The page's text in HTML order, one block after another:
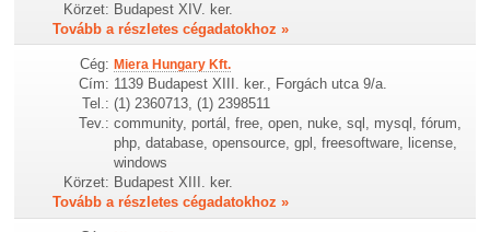
Körzet: Budapest XIV. ker.
Tovább a részletes cégadatokhoz »
Cég: Miera Hungary Kft.
Cím: 1139 Budapest XIII. ker., Forgách utca 9/a.
Tel.: (1) 2360713, (1) 2398511
Tev.: community, portál, free, open, nuke, sql, mysql, fórum,
php, database, opensource, gpl, freesoftware, license,
windows
Körzet: Budapest XIII. ker.
Tovább a részletes cégadatokhoz »